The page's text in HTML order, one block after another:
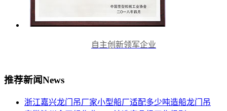
自主创新领军企业
推荐新闻News
浙江嘉兴龙门吊厂家小型船厂适配多少吨造船龙门吊